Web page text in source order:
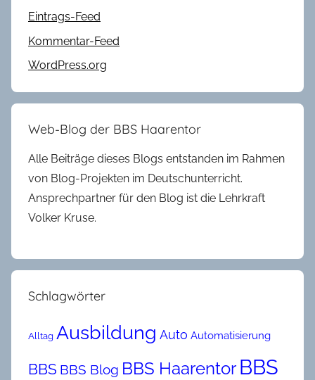
Eintrags-Feed
Kommentar-Feed
WordPress.org
Web-Blog der BBS Haarentor
Alle Beiträge dieses Blogs entstanden im Rahmen
von Blog-Projekten im Deutschunterricht.
Ansprechpartner für den Blog ist die Lehrkraft
Volker Kruse.
Schlagwörter
Alltag Ausbildung Auto Automatisierung
BBS BBS Blog BBS Haarentor BBS